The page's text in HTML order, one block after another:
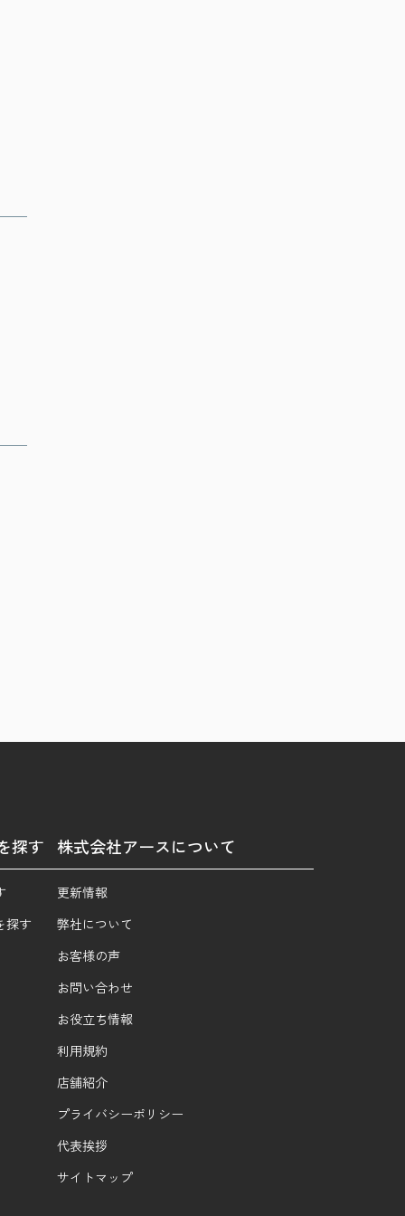
探す
探す
株式会社アースについて
更新情報
弊社について
お客様の声
お問い合わせ
お役立ち情報
利用規約
店舗紹介
プライバシーポリシー
代表挨拶
サイトマップ